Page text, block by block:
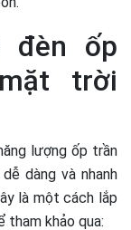
đèn ốp
trời
lượng ốp trần
dàng và nhanh
là một cách lắp
tham khảo qua: